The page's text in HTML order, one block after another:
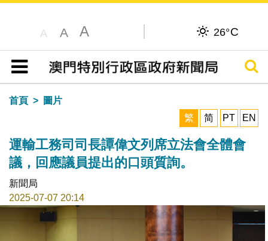
A A A 26°C
目錄
搜尋
首頁
圖片
繁
简 PT EN
運輸工務司司長譚偉文列席立法會全體會
議，回應議員提出的口頭質詢。
新聞局
2025-07-07 20:14